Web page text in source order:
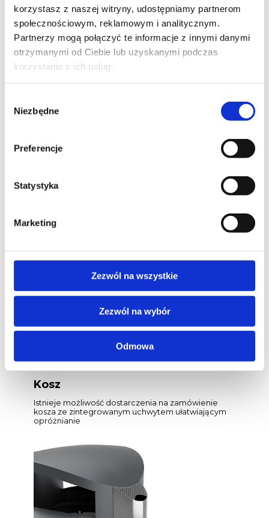
korzystasz z naszej witryny, udostępniamy partnerom
społecznościowym, reklamowym i analitycznym.
Partnerzy mogą połączyć te informacje z innymi danymi
otrzymanymi od Ciebie lub uzyskanymi podczas
korzystania z ich usług.
zgody
Niezbędne
Preferencje
Statystyka
Marketing
Zezwól na wszystkie
Zezwól na wybór
Odmowa
Kosz może zostać wyposażony na zamówienie w
pojemnik z dwiema przegródkami celem jego
Kosz
Istnieje możliwość dostarczenia na zamówienie
kosza ze zintegrowanym uchwytem ułatwiającym
opróżnianie